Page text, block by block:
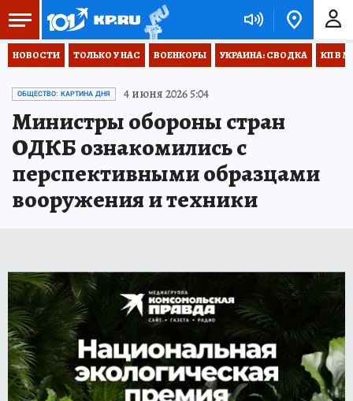
НОВОСТИ ТОЛЬКО У НАС ВОЕНКОРЫ УКРАИНА: СВОДКА КП В
ОБЩЕСТВО: КАРТИНА ДНЯ 4 июня 2026 5:04
Министры обороны стран
ОДКБ ознакомились с
перспективными образцами
вооружения и техники